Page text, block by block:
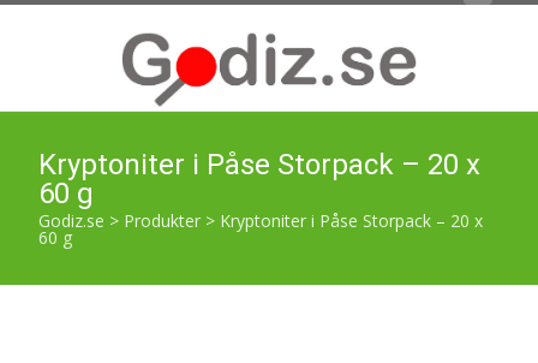
Kryptoniter i Påse Storpack – 20 x
60 g
Godiz.se > Produkter > Kryptoniter i Påse Storpack – 20 x
60 g